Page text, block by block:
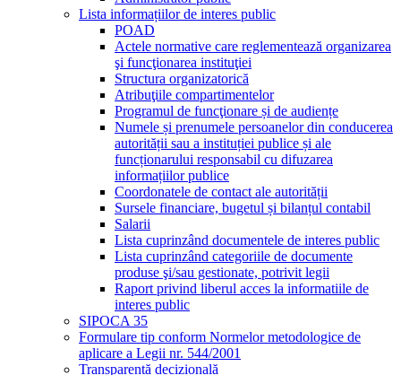
Lista informațiilor de interes public
POAD
Actele normative care reglementează organizarea
şi funcţionarea instituţiei
Structura organizatorică
Atribuţiile compartimentelor
Programul de funcţionare și de audiențe
Numele și prenumele persoanelor din conducerea
autorității sau a instituției publice și ale
funcționarului responsabil cu difuzarea
informațiilor publice
Coordonatele de contact ale autorității
Sursele financiare, bugetul și bilanțul contabil
Salarii
Lista cuprinzând documentele de interes public
Lista cuprinzând categoriile de documente
produse şi/sau gestionate, potrivit legii
Raport privind liberul acces la informatiile de
interes public
SIPOCA 35
Formulare tip conform Normelor metodologice de
aplicare a Legii nr. 544/2001
Transparență decizională